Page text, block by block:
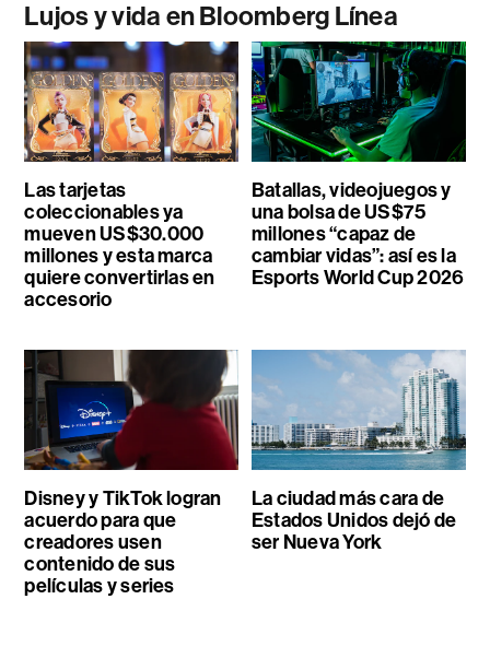
Lujos y vida en Bloomberg Línea
Las tarjetas
coleccionables ya
mueven US$30.000
millones y esta marca
quiere convertirlas en
accesorio
Batallas, videojuegos y
una bolsa de US$75
millones “capaz de
cambiar vidas”: así es la
Esports World Cup 2026
Disney y TikTok logran
acuerdo para que
creadores usen
contenido de sus
películas y series
La ciudad más cara de
Estados Unidos dejó de
ser Nueva York